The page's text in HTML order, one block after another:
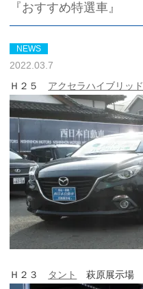
『おすすめ特選車』
NEWS
2022.03.7
Ｈ２５ アクセラハイブリッド
Ｈ２３ タント 萩原展示場